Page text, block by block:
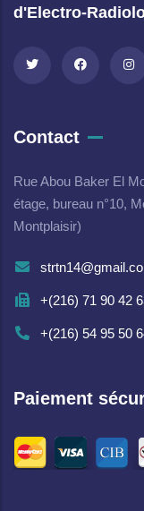
d'Electro-
Contact
Rue Abou Baker El
étage, bureau n°10,
Montplaisir)
+(216) 71 90 42
+(216) 54 95 50
Paiement